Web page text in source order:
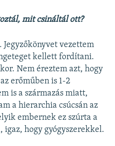
mit csináltál ott?
Jegyzőkönyvet vezettem
kellett fordítani.
Nem éreztem azt, hogy
erőműben is 1-2
is a származás miatt,
a hierarchia csúcsán az
embernek ez szúrta a
hogy gyógyszerekkel.